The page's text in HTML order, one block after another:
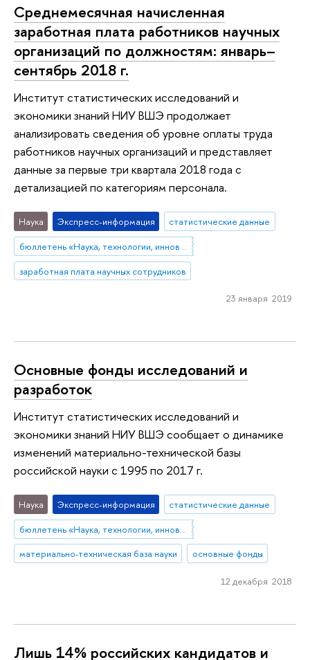
Среднемесячная начисленная
заработная плата работников научных
организаций по должностям: январь–
сентябрь 2018 г.
Институт статистических исследований и
экономики знаний НИУ ВШЭ продолжает
анализировать сведения об уровне оплаты труда
работников научных организаций и представляет
данные за первые три квартала 2018 года с
детализацией по категориям персонала.
Наука Экспресс-информация
статистические данные
бюллетень «Наука, технологии, инновации»
заработная плата научных сотрудников
23 января 2019
Основные фонды исследований и
разработок
Институт статистических исследований и
экономики знаний НИУ ВШЭ сообщает о динамике
изменений материально-технической базы
российской науки с 1995 по 2017 г.
Наука Экспресс-информация
статистические данные
бюллетень «Наука, технологии, инновации»
материально-техническая база науки
основные фонды
12 декабря 2018
Лишь 14% российских кандидатов и